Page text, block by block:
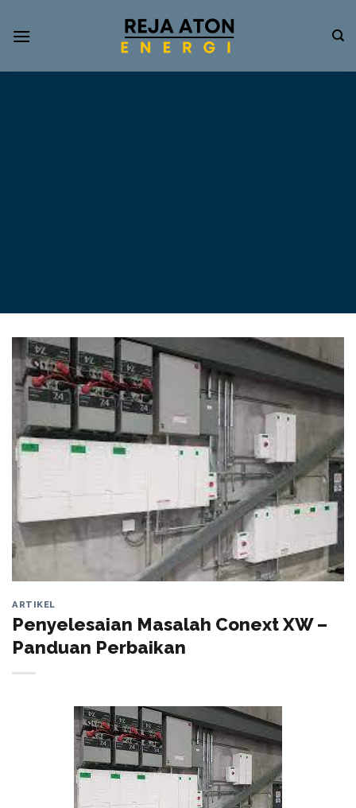
Informasi
ARTIKEL
Penyelesaian Masalah Conext XW –
Panduan Perbaikan